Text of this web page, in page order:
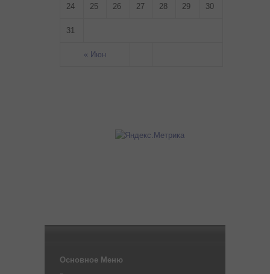
« Июн
24 25 26 27 28 29 30
31
Основное Меню